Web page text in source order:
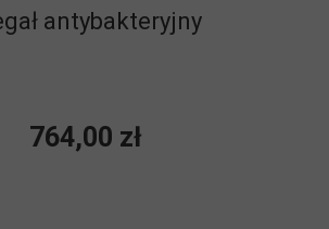
antybakteryjny
764,00 zł